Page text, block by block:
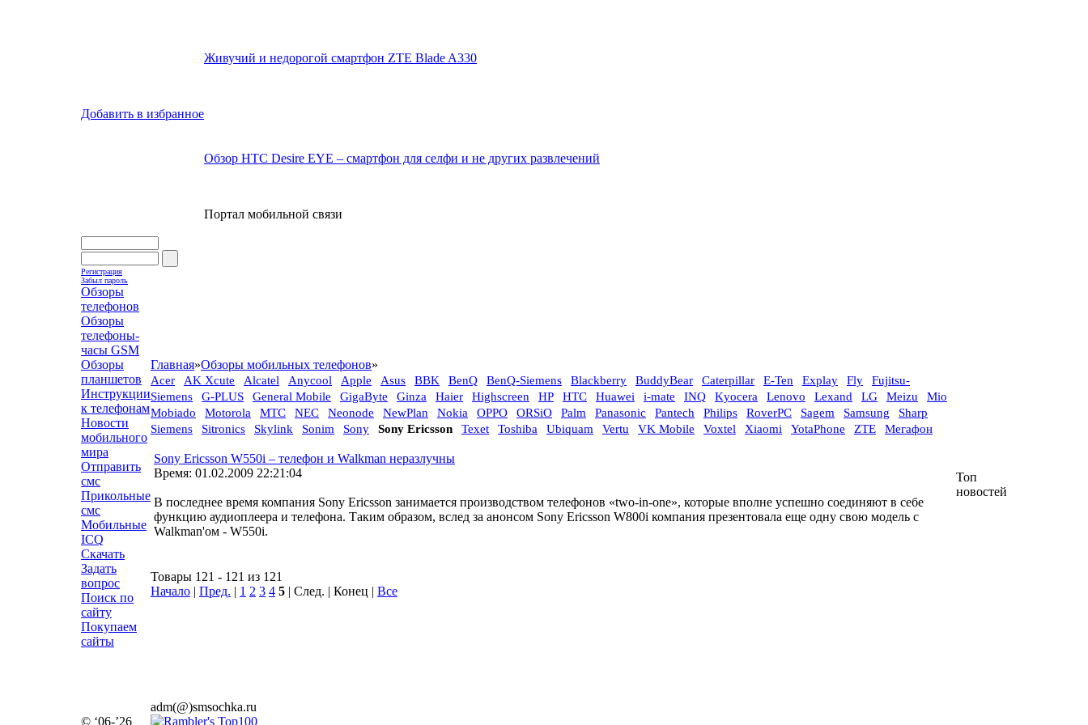
Добавить в избранное
Живучий и недорогой смартфон ZTE Blade A330
Обзор HTC Desire EYE – смартфон для селфи и не других развлечений
Портал мобильной связи
Регистрация
Забыл пароль
Обзоры
телефонов
Обзоры
телефоны-
часы GSM
Обзоры
планшетов
Инструкции
к телефонам
Новости
мобильного
мира
Отправить
смс
Прикольные
смс
Мобильные
ICQ
Скачать
Задать
вопрос
Поиск по
сайту
Покупаем
сайты
Главная»Обзоры мобильных телефонов»
Acer AK Xcute Alcatel Anycool Apple Asus BBK BenQ BenQ-Siemens Blackberry BuddyBear Caterpillar E-Ten Explay Fly
Fujitsu-
Siemens
G-PLUS General Mobile GigaByte Ginza Haier Highscreen HP HTC Huawei i-mate INQ Kyocera Lenovo Lexand LG Meizu
Mio
Mobiado
Motorola MTC NEC Neonode NewPlan Nokia OPPO ORSiO Palm Panasonic Pantech Philips RoverPC Sagem Samsung
Sharp
Siemens
Sitronics Skylink Sonim Sony Sony Ericsson Texet Toshiba Ubiquam Vertu VK Mobile Voxtel Xiaomi YotaPhone ZTE Мегафон
Sony Ericsson W550i – телефон и Walkman неразлучны
Время: 01.02.2009 22:21:04
В последнее время компания Sony Ericsson занимается производством телефонов «two-in-one», которые вполне успешно соединяют в себе
функцию аудиоплеера и телефона. Таким образом, вслед за анонсом Sony Ericsson W800i компания презентовала еще одну свою модель с
Walkman'ом - W550i.
Товары 121 - 121 из 121
Начало | Пред. | 1 2 3 4 5 | След. | Конец | Все
Топ
новостей
© ‘06-’26
adm(@)smsochka.ru